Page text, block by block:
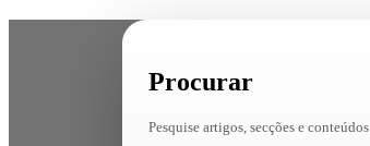
Procurar
Pesquise artigos, secções e conteúdos